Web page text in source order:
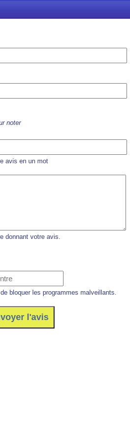
noter
avis en un mot
donnant votre avis.
bloquer les programmes malveillants.